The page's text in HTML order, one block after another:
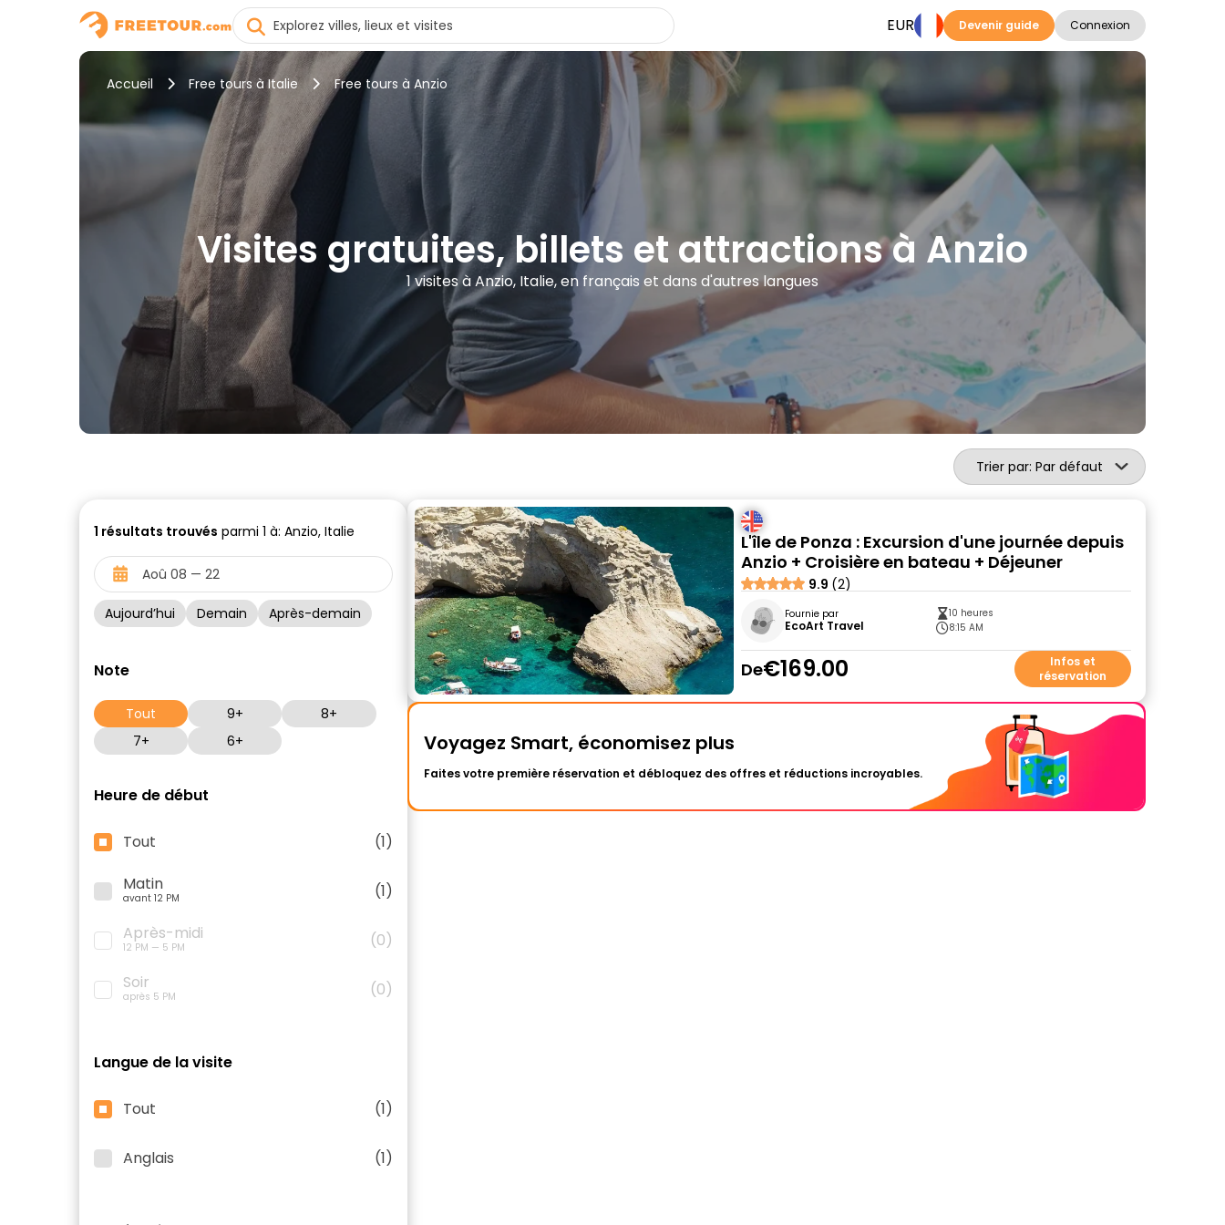
EUR Devenir guide Connexion
Accueil Free tours à Italie Free tours à Anzio
Visites gratuites, billets et attractions à Anzio
1 visites à Anzio, Italie, en français et dans d'autres langues
Trier par: Par défaut
1 résultats trouvés parmi 1 à: Anzio, Italie
Aujourd’hui Demain Après-demain
Note
Tout 9+
8+
7+
6+
Heure de début
Tout
(1)
Matin
avant 12 PM
(1)
Après-midi
12 PM — 5 PM
(0)
Soir
après 5 PM (0)
Langue de la visite
Tout (1)
Anglais (1)
L'île de Ponza : Excursion d'une journée depuis
Anzio + Croisière en bateau + Déjeuner
9.9 (2)
Fournie par
EcoArt Travel
10 heures
8:15 AM
De€169.00
Infos et
réservation
Voyagez Smart, économisez plus
Faites votre première réservation et débloquez des offres et réductions incroyables.